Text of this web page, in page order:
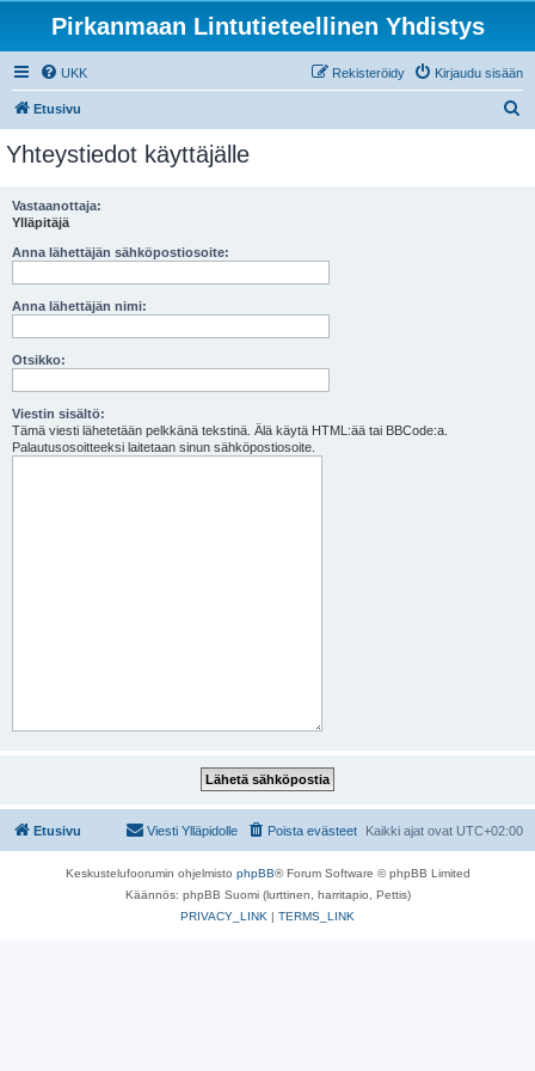
Pirkanmaan Lintutieteellinen Yhdistys
UKK Kirjaudu sisään
Rekisteröidy
Etusivu
Yhteystiedot käyttäjälle
Vastaanottaja:
Ylläpitäjä
Anna lähettäjän sähköpostiosoite:
Anna lähettäjän nimi:
Otsikko:
Viestin sisältö:
Tämä viesti lähetetään pelkkänä tekstinä. Älä käytä HTML:ää tai BBCode:a.
Palautusosoitteeksi laitetaan sinun sähköpostiosoite.
Etusivu Kaikki ajat ovat UTC+02:00
Poista evästeet
Viesti Ylläpidolle
Keskustelufoorumin ohjelmisto phpBB® Forum Software © phpBB Limited
Käännös: phpBB Suomi (lurttinen, harritapio, Pettis)
PRIVACY_LINK | TERMS_LINK